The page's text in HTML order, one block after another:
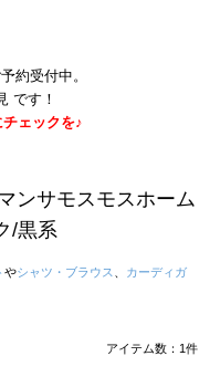
約受付中。
です！
ェックを♪
ンサモスモスホーム
/黒系
やシャツ・ブラウス
カーディガ
アイテム数： 1件